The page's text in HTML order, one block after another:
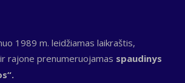
1989 m. leidžiamas laikraštis,
rajone prenumeruojamas spaudinys